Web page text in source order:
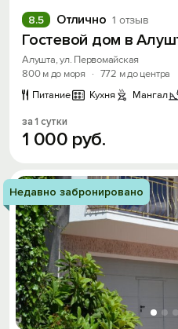
Отлично 1 отзыв
8.5
Гостевой дом в
Алушта, ул. Первомайская
800 м до моря
· 772 м до центра
Питание
Кухня Мангал
за 1 сутки
1 000 руб.
Недавно забронировано
Вход
Войти или